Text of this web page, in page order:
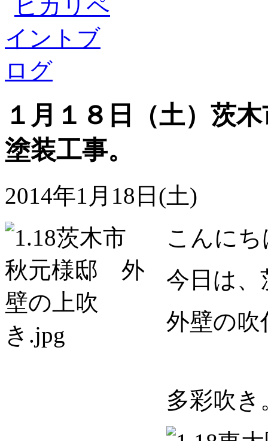
１月１８日（土）茨
塗装工事。
2014年1月18日(土)
こんに
今日は、
外壁の吹
多彩吹き